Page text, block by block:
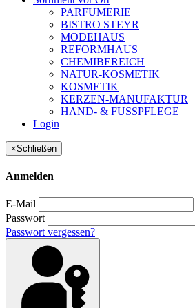
PARFUMERIE
BISTRO STEYR
MODEHAUS
REFORMHAUS
CHEMIBEREICH
NATUR-KOSMETIK
KOSMETIK
KERZEN-MANUFAKTUR
HAND- & FUSSPFLEGE
Login
×Schließen
Anmelden
E-Mail
Passwort
Passwort vergessen?